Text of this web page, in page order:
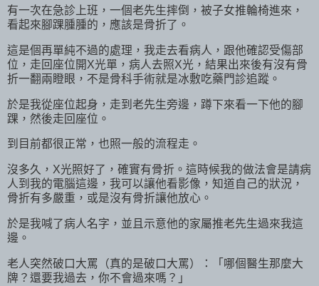
有一次在急診上班，一個老先生摔倒，被子女推輪椅進來，
看起來腳踝腫腫的，應該是骨折了。
這是個再單純不過的處理，我走去看病人，跟他確認受傷部
位，走回座位開X光單，病人去照X光，結果出來後有沒有骨
折一翻兩瞪眼，不是骨科手術就是冰敷吃藥門診追蹤。
於是我從座位起身，走到老先生旁邊，蹲下來看一下他的腳
踝，然後走回座位。
到目前都很正常，也照一般的流程走。
沒多久，X光照好了，確實有骨折。這時候我的做法會是請病
人到我的電腦這邊，我可以讓他看影像，知道自己的狀況，
骨折有多嚴重，或是沒有骨折讓他放心。
於是我喊了病人名字，並且示意他的家屬推老先生過來我這
邊。
老人突然破口大罵（真的是破口大罵）：「哪個醫生那麼大
牌？還要我過去，你不會過來嗎？」